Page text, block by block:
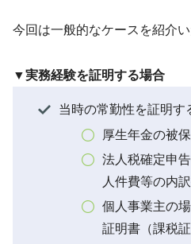
今回は一般的なケースを紹介い
▼実務経験を証明する場合
当時の常勤性を証明す
厚生年金の被
法人税確定申
人件費等の内
個人事業主の
証明書（課税証